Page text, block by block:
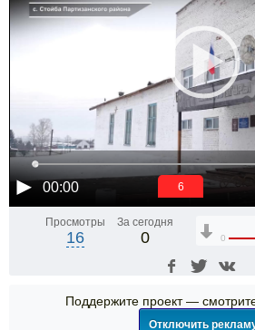
00:00 6
Просмотры
16
За сегодня
0 0
Поддержите проект —
Отключить